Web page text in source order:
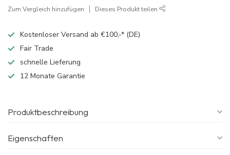
Zum Vergleich hinzufügen Dieses Produkt teilen
Kostenloser Versand ab €100,-* (DE)
Fair Trade
schnelle Lieferung
12 Monate Garantie
Produktbeschreibung
Eigenschaften